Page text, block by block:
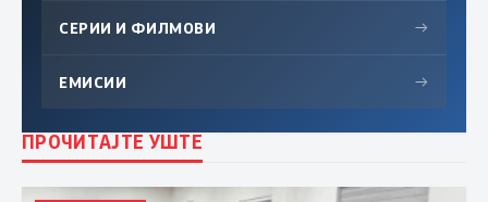
СЕРИИ И ФИЛМОВИ →
ЕМИСИИ →
ПРОЧИТАЈТЕ УШТЕ